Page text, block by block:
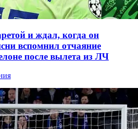
и ждал, когда он
вспомнил отчаяние
после вылета из ЛЧ